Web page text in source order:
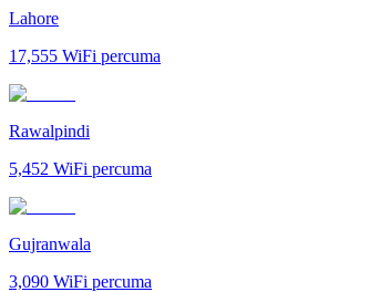
Lahore
17,555 WiFi percuma
Rawalpindi
5,452 WiFi percuma
Gujranwala
3,090 WiFi percuma